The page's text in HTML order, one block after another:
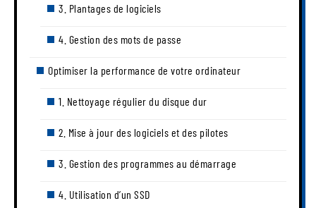
3. Plantages de logiciels
4. Gestion des mots de passe
Optimiser la performance de votre ordinateur
1. Nettoyage régulier du disque dur
2. Mise à jour des logiciels et des pilotes
3. Gestion des programmes au démarrage
4. Utilisation d’un SSD